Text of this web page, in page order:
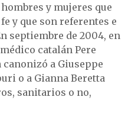
y mujeres que
y que son referentes e
septiembre de 2004, en
catalán Pere
a Giuseppe
o a Gianna Beretta
sanitarios o no,